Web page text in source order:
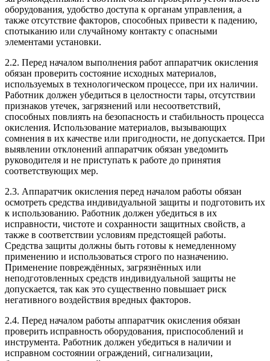
оборудования, удобство доступа к органам управления, а
также отсутствие факторов, способных привести к падению,
спотыканию или случайному контакту с опасными
элементами установки.
2.2. Перед началом выполнения работ аппаратчик окисления
обязан проверить состояние исходных материалов,
используемых в технологическом процессе, при их наличии.
Работник должен убедиться в целостности тары, отсутствии
признаков утечек, загрязнений или несоответствий,
способных повлиять на безопасность и стабильность процесса
окисления. Использование материалов, вызывающих
сомнения в их качестве или пригодности, не допускается. При
выявлении отклонений аппаратчик обязан уведомить
руководителя и не приступать к работе до принятия
соответствующих мер.
2.3. Аппаратчик окисления перед началом работы обязан
осмотреть средства индивидуальной защиты и подготовить их
к использованию. Работник должен убедиться в их
исправности, чистоте и сохранности защитных свойств, а
также в соответствии условиям предстоящей работы.
Средства защиты должны быть готовы к немедленному
применению и использоваться строго по назначению.
Применение повреждённых, загрязнённых или
неподготовленных средств индивидуальной защиты не
допускается, так как это существенно повышает риск
негативного воздействия вредных факторов.
2.4. Перед началом работы аппаратчик окисления обязан
проверить исправность оборудования, приспособлений и
инструмента. Работник должен убедиться в наличии и
исправном состоянии ограждений, сигнализации,